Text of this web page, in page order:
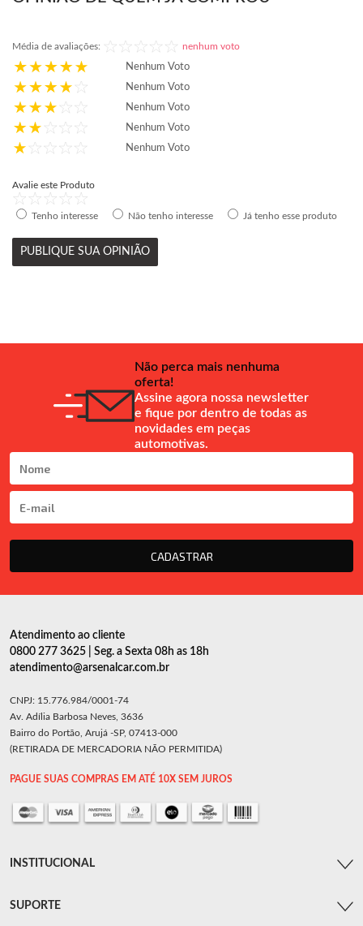
Média de avaliações: nenhum voto
Nenhum Voto
Nenhum Voto
Nenhum Voto
Nenhum Voto
Nenhum Voto
Avalie este Produto
Tenho interesse Não tenho interesse Já tenho esse produto
PUBLIQUE SUA OPINIÃO
Não perca mais nenhuma
oferta!
Assine agora nossa newsletter
e fique por dentro de todas as
novidades em peças
automotivas.
CADASTRAR
Atendimento ao cliente
0800 277 3625 | Seg. a Sexta 08h as 18h
atendimento@arsenalcar.com.br
CNPJ: 15.776.984/0001-74
Av. Adília Barbosa Neves, 3636
Bairro do Portão, Arujá -SP, 07413-000
(RETIRADA DE MERCADORIA NÃO PERMITIDA)
PAGUE SUAS COMPRAS EM ATÉ 10X SEM JUROS
INSTITUCIONAL
SUPORTE